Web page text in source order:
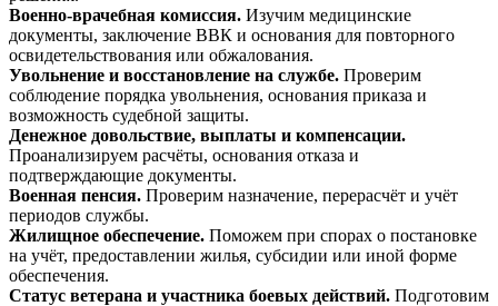
Военно-врачебная комиссия. Изучим медицинские
документы, заключение ВВК и основания для повторного
освидетельствования или обжалования.
Увольнение и восстановление на службе. Проверим
соблюдение порядка увольнения, основания приказа и
возможность судебной защиты.
Денежное довольствие, выплаты и компенсации.
Проанализируем расчёты, основания отказа и
подтверждающие документы.
Военная пенсия. Проверим назначение, перерасчёт и учёт
периодов службы.
Жилищное обеспечение. Поможем при спорах о постановке
на учёт, предоставлении жилья, субсидии или иной форме
обеспечения.
Статус ветерана и участника боевых действий. Подготовим